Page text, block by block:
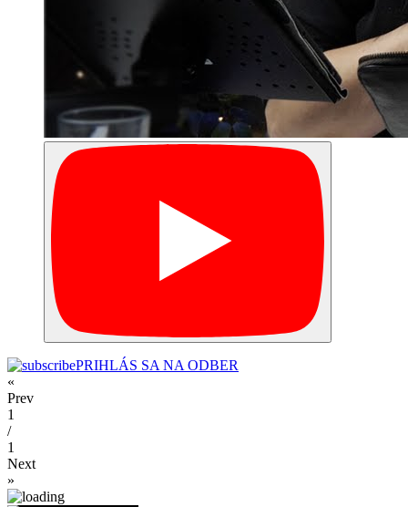
PRIHLÁS SA NA ODBER
«
Prev
1
/
1
Next
»